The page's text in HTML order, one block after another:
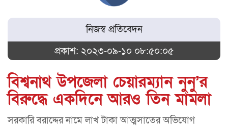
নিজস্ব প্রতিবেদন
প্রকাশ: ২০২৩-০৯-১০ ০৮:৫০:০৫
বিশ্বনাথ উপজেলা চেয়ারম্যান নুনু’র
বিরুদ্ধে একদিনে আরও তিন মামলা
সরকারি বরাদ্দের নামে লাখ টাকা আত্মসাতের অভিযোগ